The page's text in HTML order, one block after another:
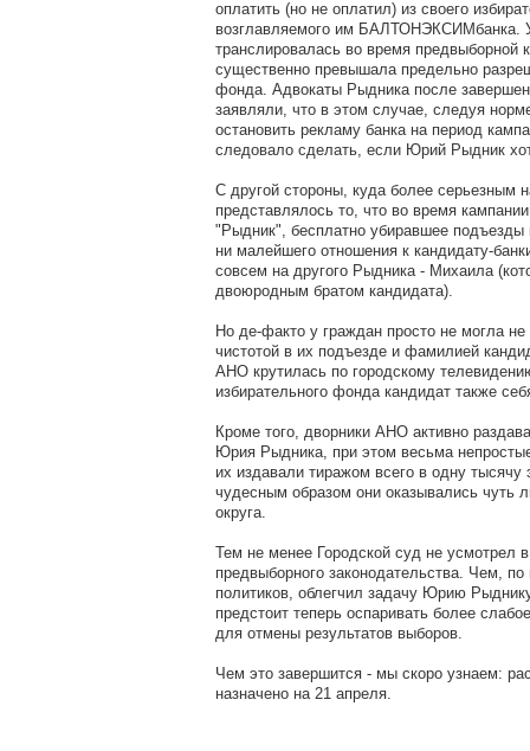
оплатить (но не оплатил) из своего
возглавляемого им БАЛТОНЭКСИМбанка.
транслировалась во время предвыборной
существенно превышала предельно
фонда. Адвокаты Рыдника после
заявляли, что в этом случае, следуя
остановить рекламу банка на период
следовало сделать, если Юрий Рыдник
С другой стороны, куда более серьезным
представлялось то, что во время
"Рыдник", бесплатно убиравшее
ни малейшего отношения к кандидату-
совсем на другого Рыдника - Михаила
двоюродным братом кандидата).
Но де-факто у граждан просто не могла
чистотой в их подъезде и фамилией
АНО крутилась по городскому
избирательного фонда кандидат также
Кроме того, дворники АНО активно
Юрия Рыдника, при этом весьма
их издавали тиражом всего в одну тысячу
чудесным образом они оказывались чуть
округа.
Тем не менее Городской суд не усмотрел
предвыборного законодательства. Чем,
политиков, облегчил задачу Юрию
предстоит теперь оспаривать более
для отмены результатов выборов.
Чем это завершится - мы скоро узнаем:
назначено на 21 апреля.